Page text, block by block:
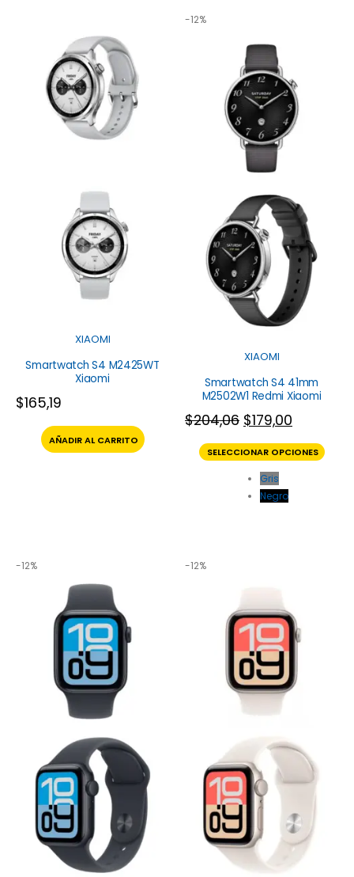
XIAOMI
Smartwatch S4 M2425WT
Xiaomi
$165,19
AÑADIR AL CARRITO
-12%
XIAOMI
Smartwatch S4 41mm
M2502W1 Redmi Xiaomi
$204,06 $179,00
SELECCIONAR OPCIONES
Gris
Negro
-12% -12%